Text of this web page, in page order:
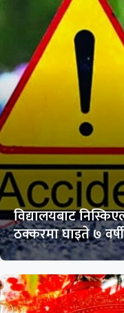
विद्यालयबाट
ठक्करमा घाइते ७